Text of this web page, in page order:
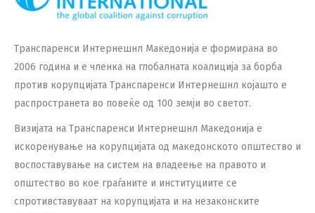
Транспаренси Интернешнл Македонија е формирана во
2006 година и е членка на глобалната коалиција за борба
против корупцијата Транспаренси Интернешнл којашто е
распространета во повеќе од 100 земји во светот.
Визијата на Транспаренси Интернешнл Македонија e
искоренување на корупцијата од македонското општество и
воспоставување на систем на владеење на правото и
општество во кое граѓаните и институциите се
спротивставуваат на корупцијата и на незаконските